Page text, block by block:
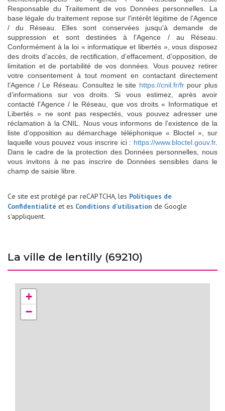
Responsable du Traitement de vos Données personnelles. La
base légale du traitement repose sur l'intérêt légitime de l'Agence
/ du Réseau. Elles sont conservées jusqu'à demande de
suppression et sont destinées à l'Agence / au Réseau.
Conformément à la loi « informatique et libertés », vous disposez
des droits d’accès, de rectification, d’effacement, d’opposition, de
limitation et de portabilité de vos données. Vous pouvez retirer
votre consentement à tout moment en contactant directement
l’Agence / Le Réseau. Consultez le site https://cnil.fr/frpour plus
d’informations sur vos droits. Si vous estimez, après avoir
contacté l'Agence / le Réseau, que vos droits « Informatique et
Libertés » ne sont pas respectés, vous pouvez adresser une
réclamation à la CNIL. Nous vous informons de l’existence de la
liste d'opposition au démarchage téléphonique « Bloctel », sur
laquelle vous pouvez vous inscrire ici : https://www.bloctel.gouv.fr.
Dans le cadre de la protection des Données personnelles, nous
vous invitons à ne pas inscrire de Données sensibles dans le
champ de saisie libre.
Ce site est protégé par reCAPTCHA, les Politiques de
Confidentialité et es Conditions d'utilisation de Google
s'appliquent.
la ville de lentilly (69210)
+
−